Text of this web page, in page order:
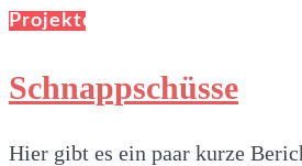
Projekte
Schnappschüsse
Hier gibt es ein paar kurze